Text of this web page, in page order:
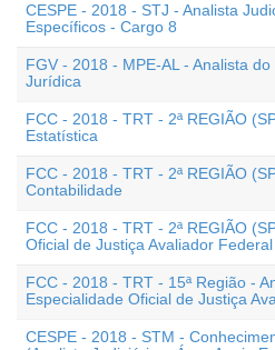
CESPE - 2018 - STJ - Analista
Específicos - Cargo 8
FGV - 2018 - MPE-AL - Analista
Jurídica
FCC - 2018 - TRT - 2ª REGIÃO
Estatística
FCC - 2018 - TRT - 2ª REGIÃO
Contabilidade
FCC - 2018 - TRT - 2ª REGIÃO
Oficial de Justiça Avaliador Federal
FCC - 2018 - TRT - 15ª Região -
Especialidade Oficial de Justiça
CESPE - 2018 - STM -